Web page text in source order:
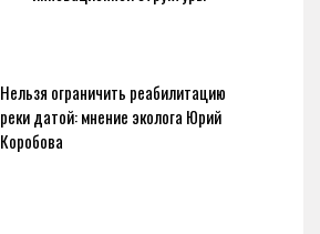
Нельзя ограничить реабилитацию
реки датой: мнение эколога Юрий
Коробова